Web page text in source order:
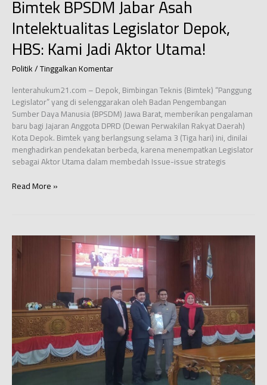
Bimtek BPSDM Jabar Asah
Intelektualitas Legislator Depok,
HBS: Kami Jadi Aktor Utama!
Politik/Tinggalkan Komentar
lenterahukum21.com – Depok, Bimbingan Teknis (Bimtek) “Panggung
Legislator” yang di selenggarakan oleh Badan Pengembangan
Sumber Daya Manusia (BPSDM) Jawa Barat, memberikan pengalaman
baru bagi Jajaran Anggota DPRD (Dewan Perwakilan Rakyat Daerah)
Kota Depok. Bimtek yang berlangsung selama 3 (Tiga hari) ini, dinilai
menghadirkan pendekatan berbeda, karena menempatkan Legislator
sebagai Aktor Utama dalam membedah Issue-issue strategis
Metode
Bimtek
BPSDM
Jabar
Depok,
HBS:
Kami
Jadi
Aktor
Utama!
Read More »